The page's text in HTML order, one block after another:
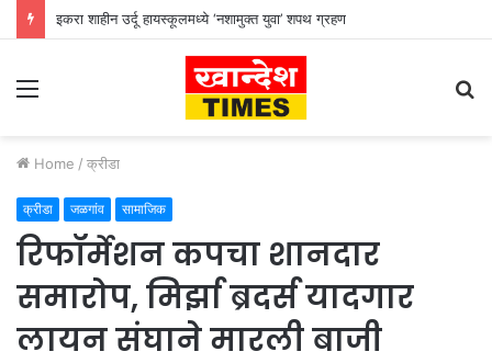
इकरा शाहीन उर्दू हायस्कूलमध्ये ‘नशामुक्त युवा’ शपथ ग्रहण
Menu
Home / क्रीडा
क्रीडा जळगांव सामाजिक
रिफॉर्मेशन कपचा शानदार
समारोप, मिर्झा ब्रदर्स यादगार
लायन संघाने मारली बाजी